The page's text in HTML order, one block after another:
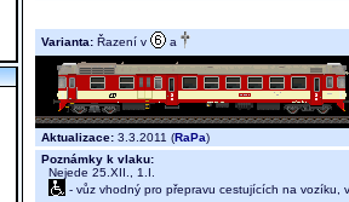
Varianta: Řazení v a
Aktualizace: 3.3.2011 (RaPa)
Poznámky k vlaku:
Nejede 25.XII., 1.I.
- vůz vhodný pro přepravu cestujících na vozíku,